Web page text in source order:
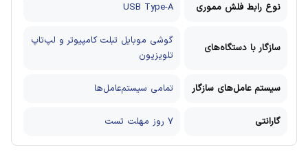
نوع رابط فلش مموری USB Type-A
سازگار با دستگاه‌های
گوشی موبایل تبلت کامپیوتر و لپ‌تاپ
تلویزیون
سیستم‌ عامل‌های سازگار تمامی سیستم‌عامل‌ها
گارانتی 7 روز مهلت تست